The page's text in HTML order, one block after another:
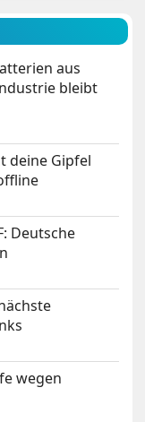
aus
bleibt
deine Gipfel
Deutsche
wegen